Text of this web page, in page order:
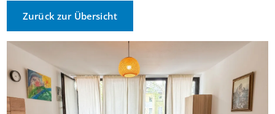
Zurück zur Übersicht